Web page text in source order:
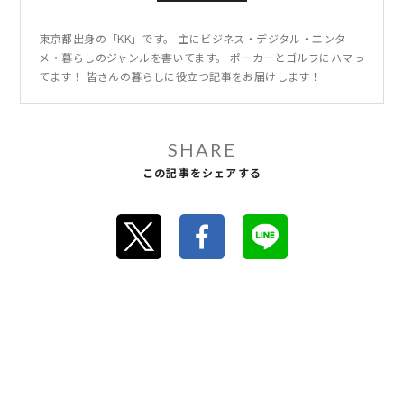
東京都出身の「KK」です。 主にビジネス・デジタル・エンタ
メ・暮らしのジャンルを書いてます。 ポーカーとゴルフにハマっ
てます！ 皆さんの暮らしに役立つ記事をお届けします！
SHARE
この記事をシェアする